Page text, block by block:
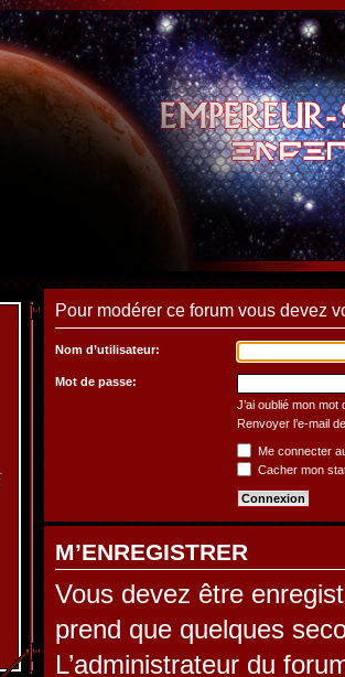
Pour modérer ce forum vous devez
Nom d’utilisateur:
Mot de passe:
J’ai oublié mon mot
Renvoyer l’e-mail
Me connecter
Cacher mon
M’ENREGISTRER
Vous devez être
prend que quelques
L’administrateur du